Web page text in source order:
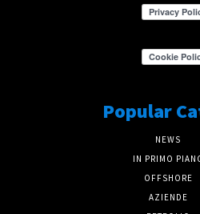
Popular
NEWS
IN PRIMO
OFFSHORE
AZIENDE